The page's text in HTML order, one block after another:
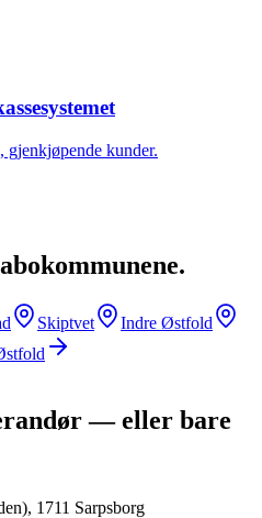
kunder.
Skiptvet
Indre Østfold
— eller bare
1711 Sarpsborg